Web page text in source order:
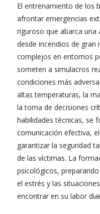
El entrenamiento de los
afrontar emergencias
riguroso que abarca una
desde incendios de gran
complejos en entornos
someten a simulacros
condiciones más
altas temperaturas, la
la toma de decisiones
habilidades técnicas, se
comunicación efectiva,
garantizar la seguridad
de las víctimas. La
psicológicos,
el estrés y las
encontrar en su labor